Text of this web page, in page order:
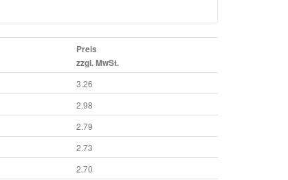
Preis
zzgl. MwSt.
3.26
2.98
2.79
2.73
2.70